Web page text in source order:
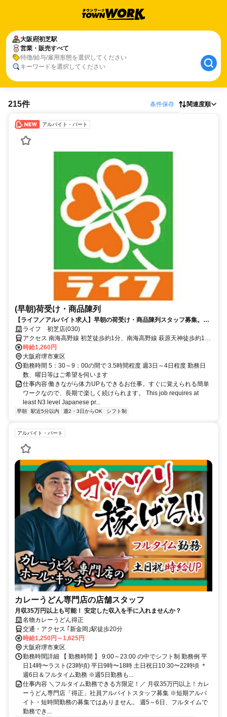
大阪府初芝駅
営業・販売すべて
特徴/給与/雇用形態を選択してください
キーワードを選択してください
215件 条件保存 関連度順
アルバイト・パート
(早朝)荷受け・商品陳列
【ライフ／アルバイト求人】早朝の荷受け・商品陳列スタッフ募集。空
いた時間に効率よく働けます
ライフ 初芝店(030)
アクセス 南海高野線 初芝徒歩約1分、南海高野線 萩原天神徒歩約15
分、南海高野線 白鷺西出口徒歩約19分
時給1,260円
大阪府堺市東区
勤務時間 5：30～9：00の間で 3.5時間程度 週3日～4日程度 勤務日
数、曜日等はご希望を伺います
仕事内容 働きながら体力UPもできるお仕事。すぐに覚えられる簡単
ワークなので、長期で楽しく続けられます。 This job requires at
least N3 level Japanese pr...
早朝 駅近5分以内 週2・3日からOK シフト制
アルバイト・パート
カレーうどん専門店の店舗スタッフ
月収35万円以上も可能！ 安定した収入を手に入れませんか？
名物カレーうどん得正
交通・アクセス ｢新金岡｣駅徒歩20分
時給1,250円～1,625円
大阪府堺市東区
勤務時間詳細 【 勤務時間 】 9:00～23:00 の中でシフト制 勤務例 平
日14時〜ラスト(23時頃) 平日9時〜18時 土日祝日10:30〜22時頃 ＊
週6日＆フルタイム勤務 ※週5日勤務も...
仕事内容 ＼フルタイム勤務できる方限定！／ 月収35万円以上！カレ
ーうどん専門店「得正」社員アルバイトスタッフ募集 ※短期アルバ
イト・短時間勤務の募集ではありません。 週5～6日、フルタイムで
勤務でき...